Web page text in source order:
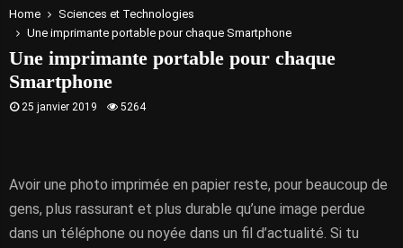
Home
Sciences et Technologies
Une imprimante portable pour chaque Smartphone
Une imprimante portable pour chaque
Smartphone
25 janvier 2019 5264
Avoir une photo imprimée en papier reste, pour beaucoup de
gens, plus rassurant et plus durable qu’une image perdue
dans un téléphone ou noyée dans un fil d’actualité. Si tu